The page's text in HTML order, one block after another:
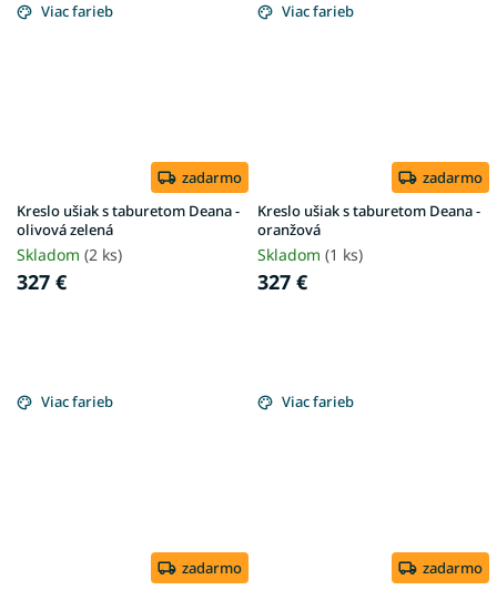
Viac farieb
zadarmo
Kreslo ušiak s taburetom Deana -
olivová zelená
Skladom (2 ks)
327 €
Viac farieb
zadarmo
Kreslo ušiak s taburetom Deana -
oranžová
Skladom (1 ks)
327 €
Viac farieb
zadarmo
Viac farieb
zadarmo